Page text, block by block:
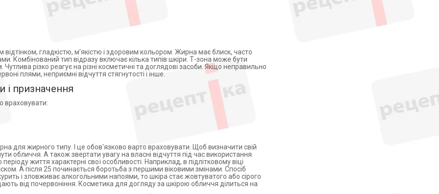
гладкістю, м'якістю і здоровим кольором. Жирна має блиск, часто
Комбінований тип відразу включає кілька типів шкіри. Т-зона може бути
різко реагує на різні косметичні та доглядові засоби. Якщо неправильно
плями, неприємні відчуття стягнутості і інше.
і призначення
враховувати:
для жирного типу. І це обов'язково варто враховувати. Щоб визначити свій
обличчя. А також звертати увагу на власні відчуття під час використання
життя характерні свої особливості. Наприклад, в підлітковому віці
А після 25 починається боротьба з першими віковими змінами. Спосіб
і зловживає алкогольними напоями, то шкіра стає жовтуватого або сірого
від почервоніння. Косметика для догляду за шкірою обличчя ділиться на